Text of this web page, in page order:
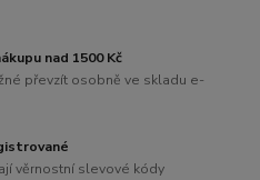
nad 1500 Kč
převzít osobně ve skladu e-
věrnostní slevové kódy